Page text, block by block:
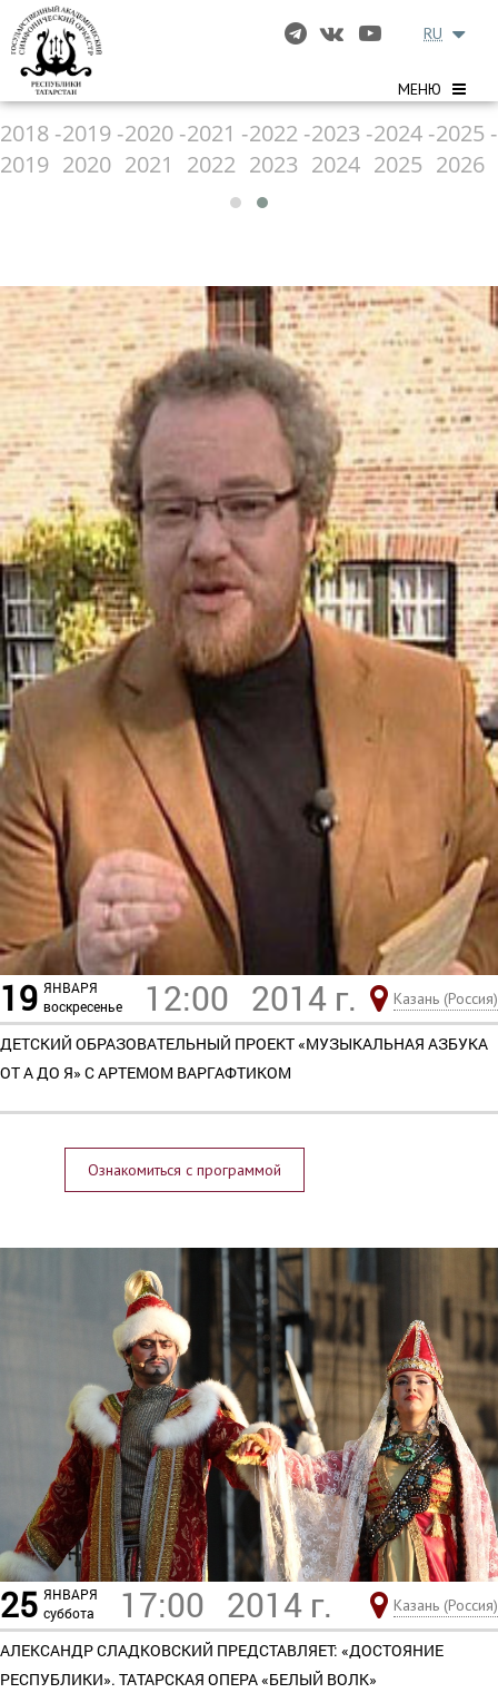
МЕНЮ
RU
2018 -
2019
2019 -
2020
2020 -
2021
2021 -
2022
2022 -
2023
2023 -
2024
2024 -
2025
2025 -
2026
19 ЯНВАРЯ
воскресенье
12:00 2014 г. Казань (Россия)
ДЕТСКИЙ ОБРАЗОВАТЕЛЬНЫЙ ПРОЕКТ «МУЗЫКАЛЬНАЯ АЗБУКА
ОТ А ДО Я» С АРТЕМОМ ВАРГАФТИКОМ
Ознакомиться с программой
25 ЯНВАРЯ
суббота
17:00 2014 г. Казань (Россия)
АЛЕКСАНДР СЛАДКОВСКИЙ ПРЕДСТАВЛЯЕТ: «ДОСТОЯНИЕ
РЕСПУБЛИКИ». ТАТАРСКАЯ ОПЕРА «БЕЛЫЙ ВОЛК»